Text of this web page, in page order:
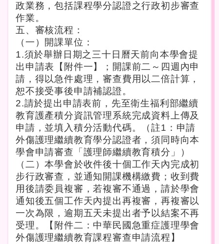
政業務，包括課程學分認證之行政初步審查
作業。
五、審核流程：
（一）開課單位：
1.須於舉辦日期之三十日曆天前向本學會提
出申請表【附件一】；開課前二～四週內申
請，得以急件處理，審查費用以二倍計算，
恕不接受事後申請補認證。
2.請於提出申請表前，先至衛生福利部繼續
教育護產積分資訊管理系統完成資料上傳及
申請，並填入積分活動代碼。（註1：申請
外傷護理繼續教育學分認證者，須同時向本
學會申請審查「護理師繼續教育積分」）
（二）本學會於收件後十個工作天內完成初
步行政審查，並通知開課機構繳費；收到費
用後請委員複審，若複審不通過，請於學會
通知後五個工作天內提出再複審，再複審以
一次為限，逾期五天未提出者予以結案不再
受理。【附件二：中華民國急重症護理學會
外傷護理繼續教育課程審查申請流程】